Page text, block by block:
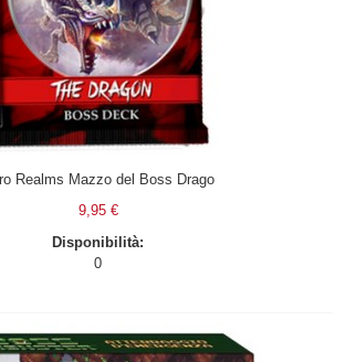
Realms Mazzo del Boss Drago
9,95 €
Disponibilità:
0